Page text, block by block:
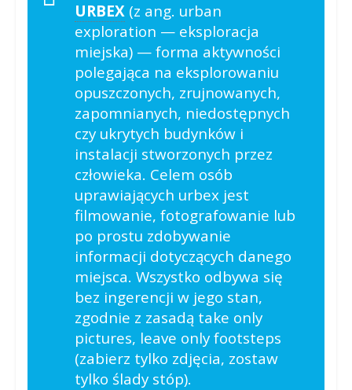
URBEX(z ang. urban
exploration — eksploracja
miejska) — forma aktywności
polegająca na eksplorowaniu
opuszczonych, zrujnowanych,
zapomnianych, niedostępnych
czy ukrytych budynków i
instalacji stworzonych przez
człowieka. Celem osób
uprawiających urbex jest
filmowanie, fotografowanie lub
po prostu zdobywanie
informacji dotyczących danego
miejsca. Wszystko odbywa się
bez ingerencji w jego stan,
zgodnie z zasadą take only
pictures, leave only footsteps
(zabierz tylko zdjęcia, zostaw
tylko ślady stóp).